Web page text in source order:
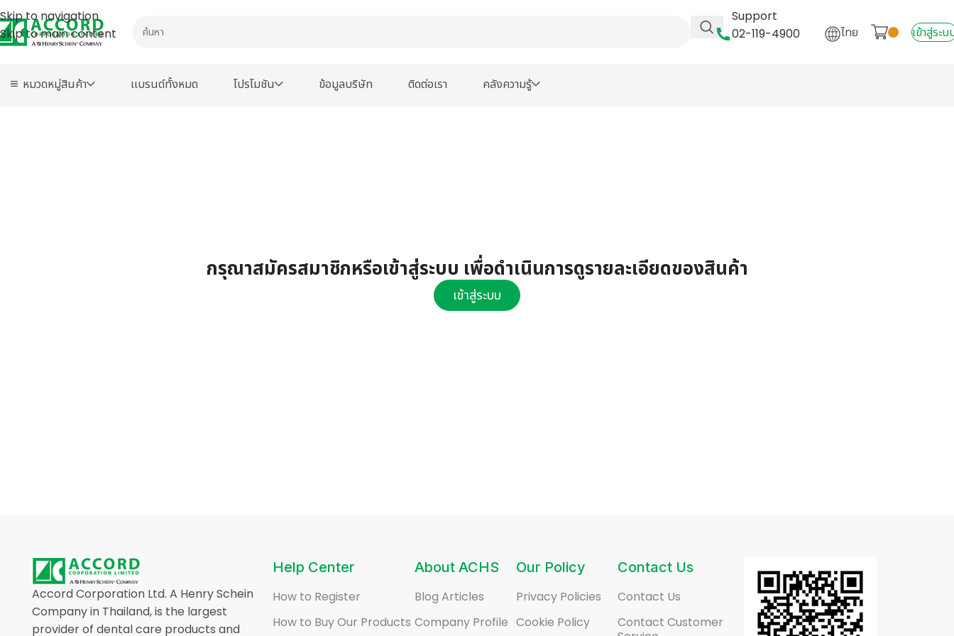
Skip to navigation
Skip to main content
Support
02-119-4900
ไทย เข้าสู่ระบ
หมวดหมู่สินค้า เเบรนด์ทั้งหมด โปรโมชัน ข้อมูลบริษัท ติดต่อเรา คลังความรู้
กรุณาสมัครสมาชิกหรือเข้าสู่ระบบ เพื่อดำเนินการดูรายละเอียดของสินค้า
เข้าสู่ระบบ
Accord Corporation Ltd. A Henry Schein
Company in Thailand, is the largest
provider of dental care products and
Help Center
How to Register
How to Buy Our Products
About ACHS
Blog Articles
Company Profile
Our Policy
Privacy Policies
Cookie Policy
Contact Us
Contact Us
Contact Customer